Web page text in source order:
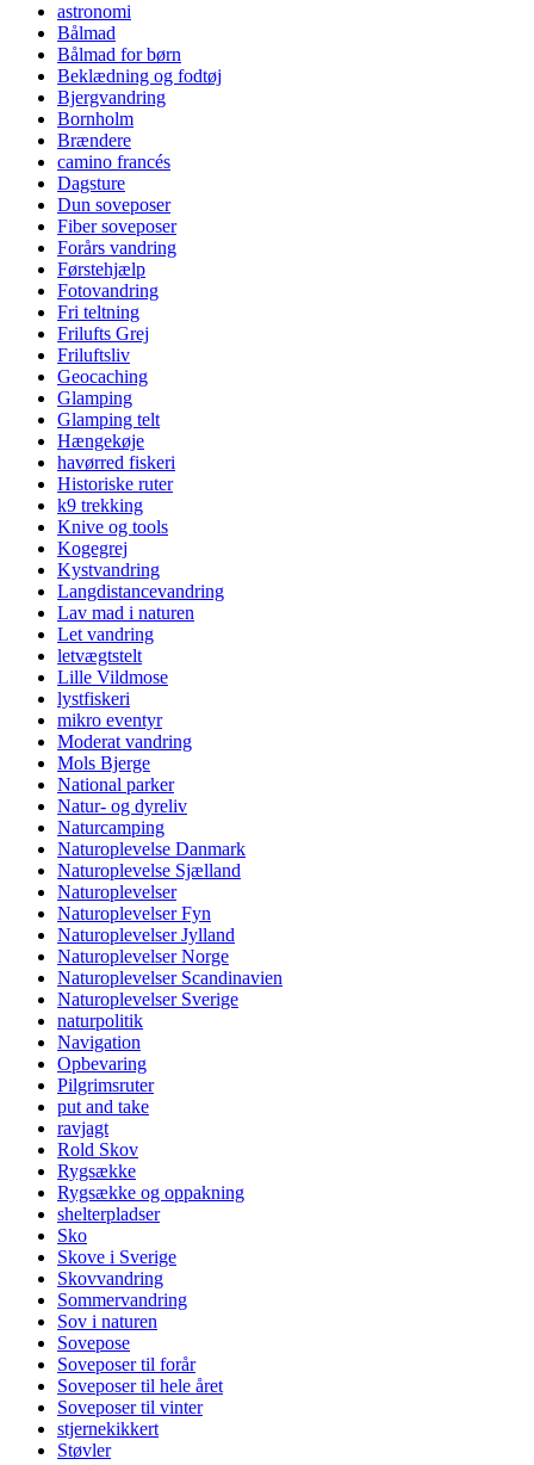
astronomi
Bålmad
Bålmad for børn
Beklædning og fodtøj
Bjergvandring
Bornholm
Brændere
camino francés
Dagsture
Dun soveposer
Fiber soveposer
Forårs vandring
Førstehjælp
Fotovandring
Fri teltning
Frilufts Grej
Friluftsliv
Geocaching
Glamping
Glamping telt
Hængekøje
havørred fiskeri
Historiske ruter
k9 trekking
Knive og tools
Kogegrej
Kystvandring
Langdistancevandring
Lav mad i naturen
Let vandring
letvægtstelt
Lille Vildmose
lystfiskeri
mikro eventyr
Moderat vandring
Mols Bjerge
National parker
Natur- og dyreliv
Naturcamping
Naturoplevelse Danmark
Naturoplevelse Sjælland
Naturoplevelser
Naturoplevelser Fyn
Naturoplevelser Jylland
Naturoplevelser Norge
Naturoplevelser Scandinavien
Naturoplevelser Sverige
naturpolitik
Navigation
Opbevaring
Pilgrimsruter
put and take
ravjagt
Rold Skov
Rygsække
Rygsække og oppakning
shelterpladser
Sko
Skove i Sverige
Skovvandring
Sommervandring
Sov i naturen
Sovepose
Soveposer til forår
Soveposer til hele året
Soveposer til vinter
stjernekikkert
Støvler